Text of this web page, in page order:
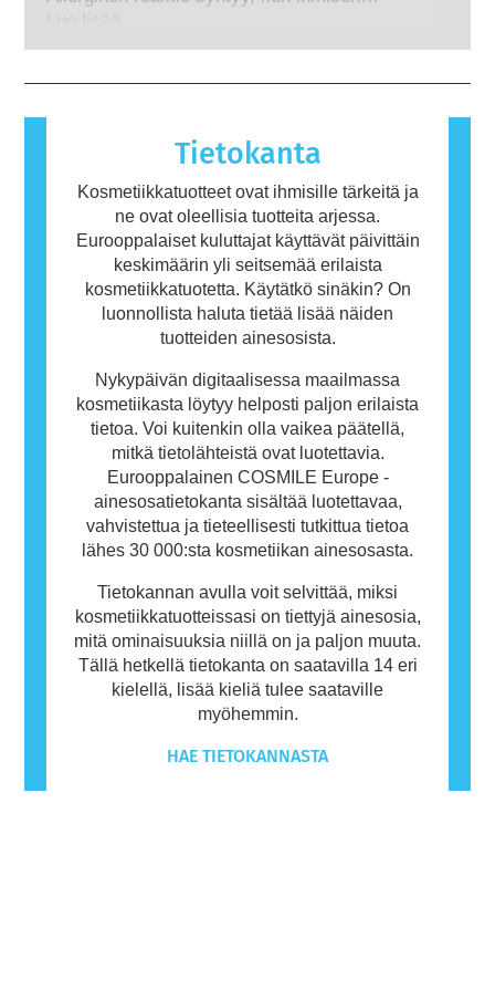
hormonitoimintaa häiritsevät ominaisuudet.
menetelmiä.
immuunijärjestelmä reagoi aineisiin, jotka ovat
sisältää ainesosia, jotka voivat olla joillekin
ihmisille allergisoivia. Tämä ei kuitenkaan
tarkoita, ettei muiden olisi turvallista käyttää
Lue lisää
Tietokanta
Kosmetiikkatuotteet ovat ihmisille tärkeitä ja
ne ovat oleellisia tuotteita arjessa.
Eurooppalaiset kuluttajat käyttävät päivittäin
keskimäärin yli seitsemää erilaista
kosmetiikkatuotetta. Käytätkö sinäkin? On
luonnollista haluta tietää lisää näiden
tuotteiden ainesosista.
Nykypäivän digitaalisessa maailmassa
kosmetiikasta löytyy helposti paljon erilaista
tietoa. Voi kuitenkin olla vaikea päätellä,
mitkä tietolähteistä ovat luotettavia.
Eurooppalainen COSMILE Europe -
ainesosatietokanta sisältää luotettavaa,
vahvistettua ja tieteellisesti tutkittua tietoa
lähes 30 000:sta kosmetiikan ainesosasta.
Tietokannan avulla voit selvittää, miksi
kosmetiikkatuotteissasi on tiettyjä ainesosia,
mitä ominaisuuksia niillä on ja paljon muuta.
Tällä hetkellä tietokanta on saatavilla 14 eri
kielellä, lisää kieliä tulee saataville
myöhemmin.
HAE TIETOKANNASTA